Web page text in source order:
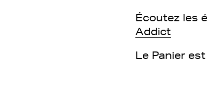
Écoutez les
Addict
Le Panier